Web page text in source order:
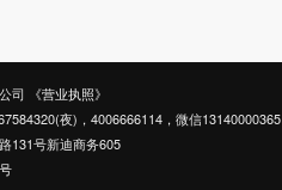
司
《营业执照》
夜)，4006666114，微信13140000365
131号新迪商务605